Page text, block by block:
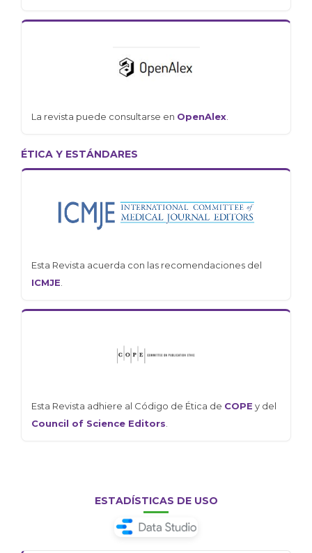
La revista puede consultarse en OpenAlex.
ÉTICA Y ESTÁNDARES
Esta Revista acuerda con las recomendaciones del
ICMJE.
Esta Revista adhiere al Código de Ética de COPE y del
Council of Science Editors.
ESTADÍSTICAS DE USO